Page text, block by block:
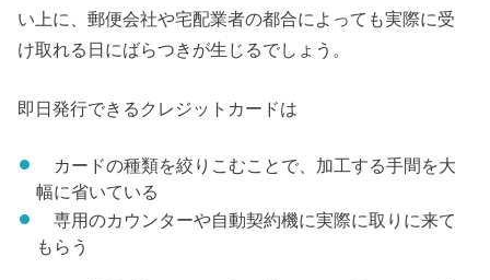
い上に、郵便会社や宅配業者の都合によっても実際に受
け取れる日にばらつきが生じるでしょう。
即日発行できるクレジットカードは
カードの種類を絞りこむことで、加工する手間を大
幅に省いている
専用のカウンターや自動契約機に実際に取りに来て
もらう